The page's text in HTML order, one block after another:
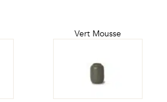
Vert Mousse